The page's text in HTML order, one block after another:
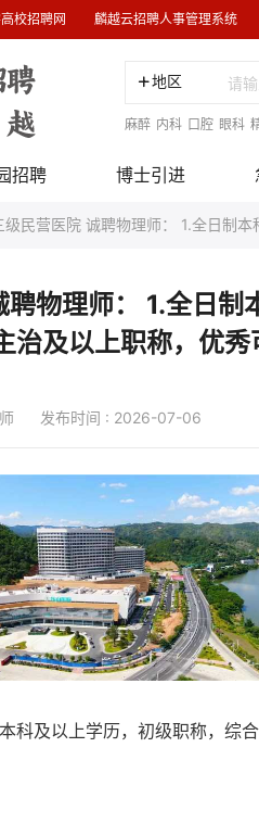
校招聘网 麟越云招聘人事管理系统
地区
麻醉 内科 口腔 眼科
招聘 博士引进
级民营医院 诚聘物理师： 1.全日制
物理师： 1.全日制
治及以上职称，优
发布时间 : 2026-07-06
科及以上学历，初级职称，综